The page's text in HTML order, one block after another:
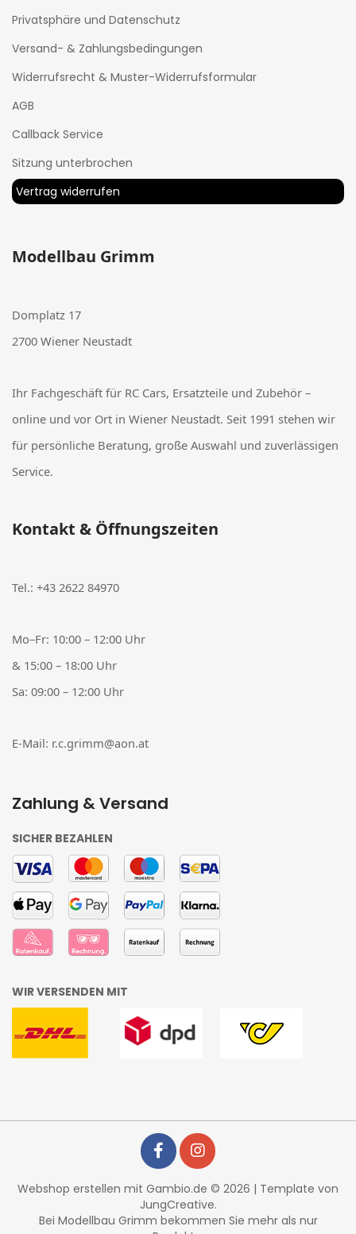
Privatsphäre und Datenschutz
Versand- & Zahlungsbedingungen
Widerrufsrecht & Muster-Widerrufsformular
AGB
Callback Service
Sitzung unterbrochen
Vertrag widerrufen
Modellbau Grimm
Domplatz 17
2700 Wiener Neustadt
Ihr Fachgeschäft für RC Cars, Ersatzteile und Zubehör –
online und vor Ort in Wiener Neustadt. Seit 1991 stehen wir
für persönliche Beratung, große Auswahl und zuverlässigen
Service.
Kontakt & Öffnungszeiten
Tel.: +43 2622 84970
Mo–Fr: 10:00 – 12:00 Uhr
& 15:00 – 18:00 Uhr
Sa: 09:00 – 12:00 Uhr
E-Mail: r.c.grimm@aon.at
Zahlung & Versand
SICHER BEZAHLEN
WIR VERSENDEN MIT
Webshop erstellen mit Gambio.de © 2026 | Template von
JungCreative.
Bei Modellbau Grimm bekommen Sie mehr als nur